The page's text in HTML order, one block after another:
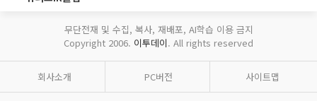
무단전재 및 수집, 복사, 재배포, AI학습 이용 금지
Copyright 2006. 이투데이. All rights reserved
회사소개 PC버전 사이트맵